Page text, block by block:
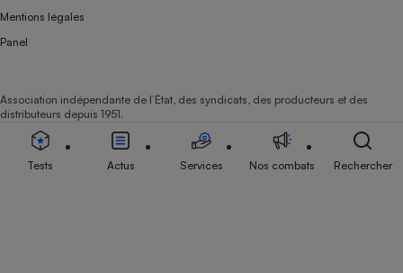
Mentions légales
Panel
Association indépendante de l’État, des syndicats, des producteurs et des
distributeurs depuis 1951.
Tests Actus Services Nos combats Rechercher